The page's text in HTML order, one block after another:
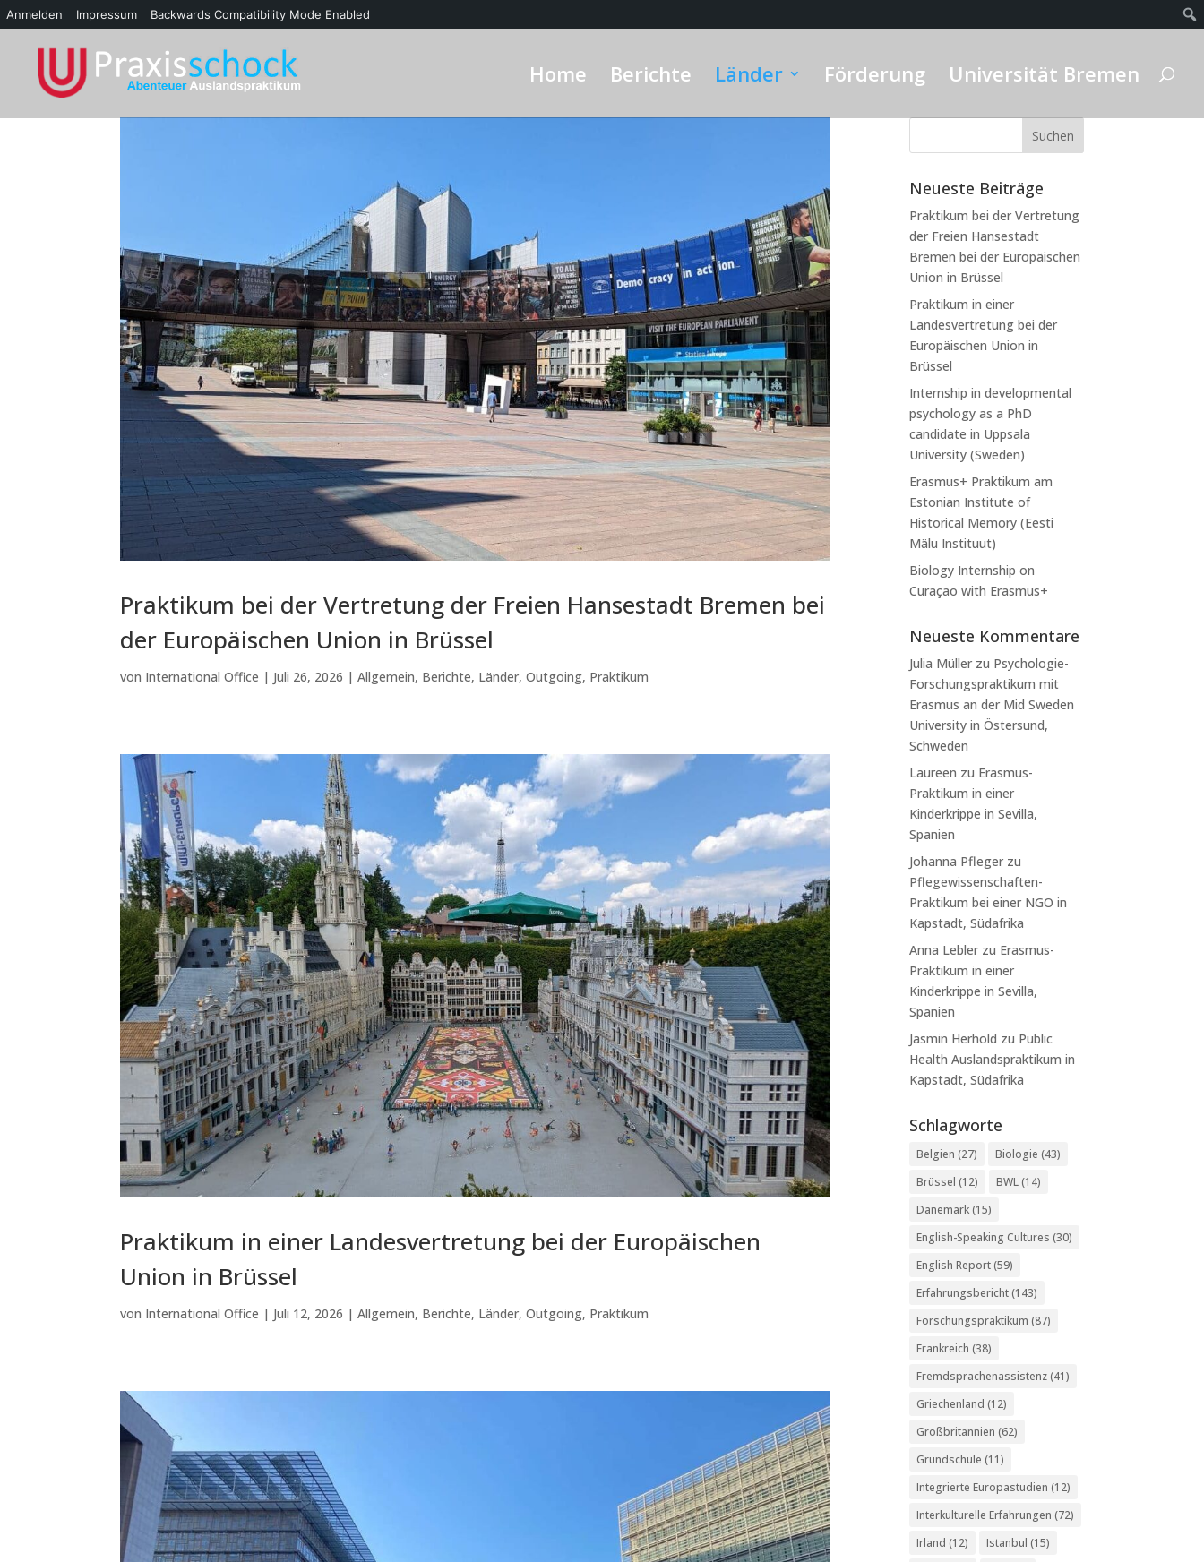
Anmelden Impressum Backwards Compatibility Mode Enabled
Home Berichte Länder Förderung Universität Bremen
Praktikum bei der Vertretung der Freien Hansestadt Bremen bei
der Europäischen Union in Brüssel
von International Office | Juli 26, 2026 |Allgemein, Berichte, Länder,Outgoing, Praktikum
Praktikum in einer Landesvertretung bei der Europäischen
Union in Brüssel
von International Office | Juli 12, 2026 |Allgemein, Berichte, Länder,Outgoing, Praktikum
Neueste Beiträge
Praktikum bei der Vertretung
der Freien Hansestadt
Bremen bei der Europäischen
Union in Brüssel
Praktikum in einer
Landesvertretung bei der
Europäischen Union in
Brüssel
Internship in developmental
psychology as a PhD
candidate in Uppsala
University (Sweden)
Erasmus+ Praktikum am
Estonian Institute of
Historical Memory (Eesti
Mälu Instituut)
Biology Internship on
Curaçao with Erasmus+
Neueste Kommentare
Julia Müller zu Psychologie-
Forschungspraktikum mit
Erasmus an der Mid Sweden
University in Östersund,
Schweden
Laureen zu Erasmus-
Praktikum in einer
Kinderkrippe in Sevilla,
Spanien
Johanna Pfleger zu
Pflegewissenschaften-
Praktikum bei einer NGO in
Kapstadt, Südafrika
Anna Lebler zu Erasmus-
Praktikum in einer
Kinderkrippe in Sevilla,
Spanien
Jasmin Herhold zu Public
Health Auslandspraktikum in
Kapstadt, Südafrika
Schlagworte
Belgien (27) Biologie (43)
Brüssel (12) BWL (14)
Dänemark (15)
English-Speaking Cultures (30)
English Report (59)
Erfahrungsbericht (143)
Forschungspraktikum (87)
Frankreich (38)
Fremdsprachenassistenz (41)
Griechenland (12)
Großbritannien (62)
Grundschule (11)
Integrierte Europastudien (12)
Interkulturelle Erfahrungen (72)
Irland (12) Istanbul (15)